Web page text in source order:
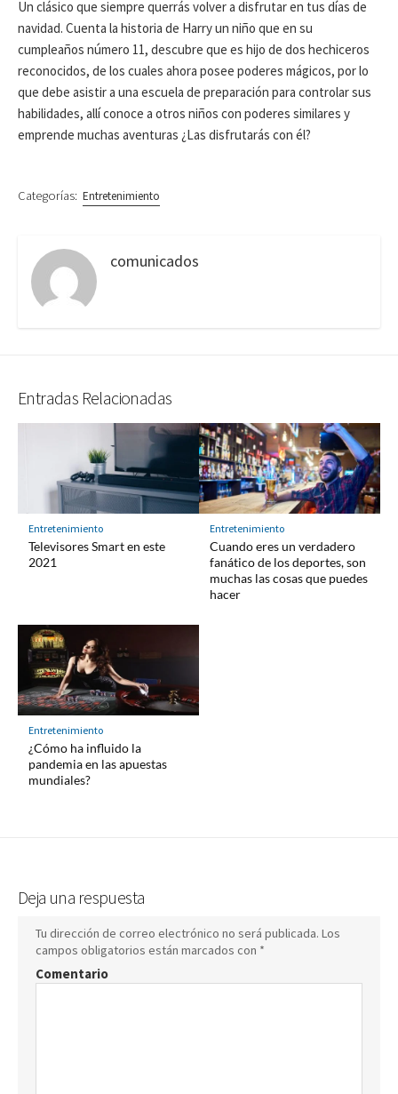
Un clásico que siempre querrás volver a disfrutar en tus días de
navidad. Cuenta la historia de Harry un niño que en su
cumpleaños número 11, descubre que es hijo de dos hechiceros
reconocidos, de los cuales ahora posee poderes mágicos, por lo
que debe asistir a una escuela de preparación para controlar sus
habilidades, allí conoce a otros niños con poderes similares y
emprende muchas aventuras ¿Las disfrutarás con él?
Categorías: Entretenimiento
comunicados
Entradas Relacionadas
Entretenimiento
Televisores Smart en este
2021
Entretenimiento
Cuando eres un verdadero
fanático de los deportes, son
muchas las cosas que puedes
hacer
Entretenimiento
¿Cómo ha influido la
pandemia en las apuestas
mundiales?
Deja una respuesta
Tu dirección de correo electrónico no será publicada. Los
campos obligatorios están marcados con *
Comentario